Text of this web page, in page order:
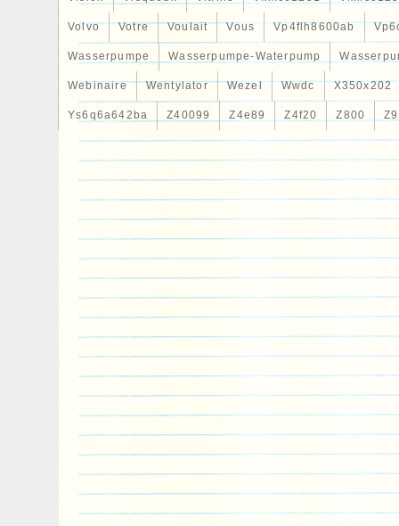
Volvo Votre Voulait Vous Vp4flh8600ab
Wasserpumpe Wasserpumpe-Waterpump
Webinaire Wentylator Wezel Wwdc X350x202
Ys6q6a642ba Z40099 Z4e89 Z4f20 Z800